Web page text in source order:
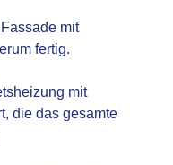
mit
fertig.
mit
die das gesamte